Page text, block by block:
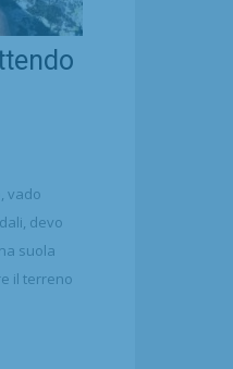
vado
devo
suola
il terreno